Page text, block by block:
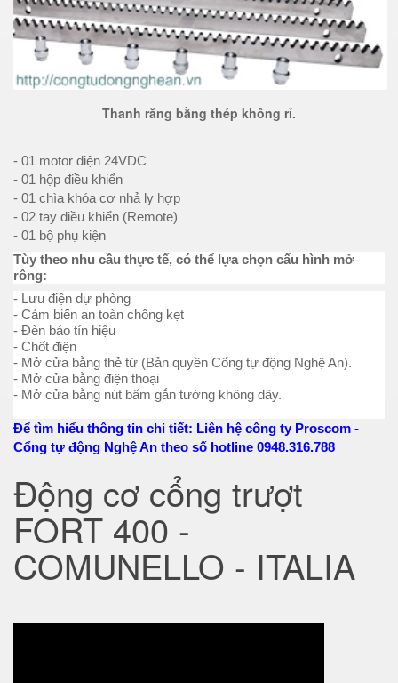
Thanh răng bằng thép không rỉ.
- 01 motor điện 24VDC
- 01 hộp điều khiển
- 01 chìa khóa cơ nhả ly hợp
- 02 tay điều khiển (Remote)
- 01 bộ phụ kiện
Tùy theo nhu cầu thực tế, có thể lựa chọn cấu hình mở
rông:
- Lưu điện dự phòng
- Cảm biến an toàn chống kẹt
- Đèn báo tín hiệu
- Chốt điện
- Mở cửa bằng thẻ từ (Bản quyền Cổng tự động Nghệ An).
- Mở cửa bằng điện thoại
- Mở cửa bằng nút bấm gắn tường không dây.
Để tìm hiểu thông tin chi tiết: Liên hệ công ty Proscom -
Cổng tự động Nghệ An theo số hotline 0948.316.788
Động cơ cổng trượt
FORT 400 -
COMUNELLO - ITALIA